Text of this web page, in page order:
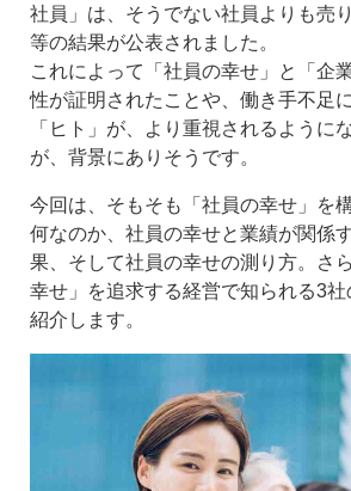
社員」は、そうでない社員よりも売
等の結果が公表されました。
これによって「社員の幸せ」と「企
性が証明されたことや、働き手不足
「ヒト」が、より重視されるように
が、背景にありそうです。
今回は、そもそも「社員の幸せ」を
何なのか、社員の幸せと業績が関係
果、そして社員の幸せの測り方。さ
幸せ」を追求する経営で知られる3
紹介します。